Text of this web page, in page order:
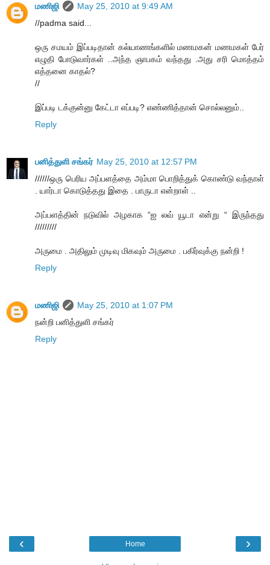
மணிஜி
May 25, 2010 at 9:49 AM
//padma said...
ஒரு சமயம் இப்படிதான் கல்யாணங்களில் மணமகன் மணமகள் பேர்
எழுதி போடுவார்கள் ..அந்த ஞாபகம் வந்தது .அது சரி மொத்தம்
எத்தனை காதல்?
//
இப்படி டக்குன்னு கேட்டா எப்படி? எண்ணித்தான் சொல்லனும்..
Reply
பனித்துளி சங்கர் May 25, 2010 at 12:57 PM
//////ஒரு பெரிய அப்பளத்தை அம்மா பொறித்துக் கொண்டு வந்தாள்
. யார்டா கொடுத்தது இதை . பாருடா என்றாள் ..
அப்பளத்தின் நடுவில் அழகாக “ஐ லவ் யூடா என்று “ இருந்தது
/////////
அருமை . அதிலும் முடிவு மிகவும் அருமை . பகிர்வுக்கு நன்றி !
Reply
மணிஜி
May 25, 2010 at 1:07 PM
நன்றி பனித்துளி சங்கர்
Reply
‹ ›
Home